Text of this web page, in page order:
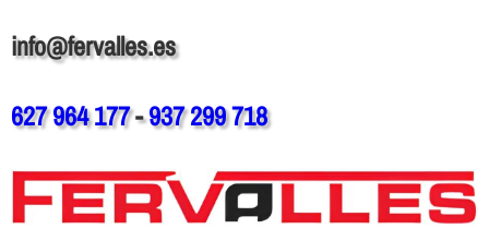
info@fervalles.es
627 964 177-937 299 718